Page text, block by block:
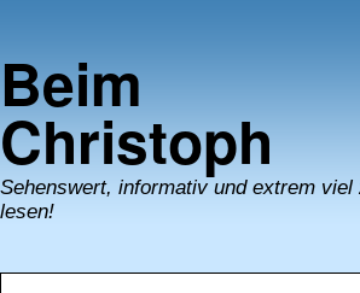
Beim
Christoph
Sehenswert, informativ und extrem viel
lesen!